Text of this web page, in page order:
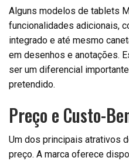
Alguns modelos de tablets
funcionalidades adicionais,
integrado e até mesmo
em desenhos e anotações.
ser um diferencial
pretendido.
Preço e Custo-
Um dos principais atrativos
preço. A marca oferece